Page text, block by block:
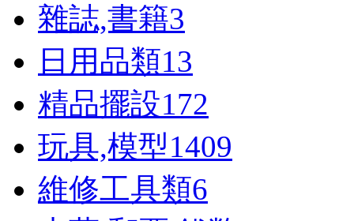
雜誌,書籍3
日用品類13
精品擺設172
玩具,模型1409
維修工具類6